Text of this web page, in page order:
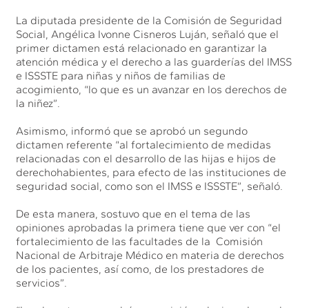
La diputada presidente de la Comisión de Seguridad
Social, Angélica Ivonne Cisneros Luján, señaló que el
primer dictamen está relacionado en garantizar la
atención médica y el derecho a las guarderías del IMSS
e ISSSTE para niñas y niños de familias de
acogimiento, “lo que es un avanzar en los derechos de
la niñez”.
Asimismo, informó que se aprobó un segundo
dictamen referente “al fortalecimiento de medidas
relacionadas con el desarrollo de las hijas e hijos de
derechohabientes, para efecto de las instituciones de
seguridad social, como son el IMSS e ISSSTE”, señaló.
De esta manera, sostuvo que en el tema de las
opiniones aprobadas la primera tiene que ver con “el
fortalecimiento de las facultades de la Comisión
Nacional de Arbitraje Médico en materia de derechos
de los pacientes, así como, de los prestadores de
servicios”.